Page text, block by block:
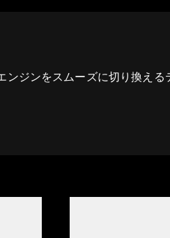
ンジンをスムーズに切り換え